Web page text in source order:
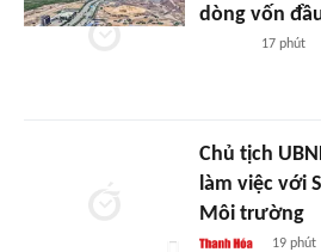
dòng vốn
17 phút
Chủ tịch
làm việc với
Môi trường
19 phút